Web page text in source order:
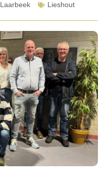
Laarbeek Lieshout